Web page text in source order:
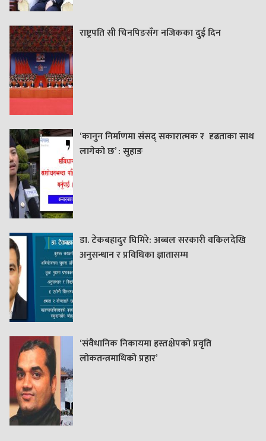
राष्ट्रपति सी चिनपिङसँग नजिकका दुई दिन
‘कानुन निर्माणमा संसद् सकारात्मक र दृढताका साथ
लागेको छ’ : सुहाङ
डा. टेकबहादुर घिमिरे: अब्बल सरकारी वकिलदेखि
अनुसन्धान र प्रविधिका ज्ञातासम्म
‘संवैधानिक निकायमा हस्तक्षेपको प्रवृति
लोकतन्त्रमाथिको प्रहार’